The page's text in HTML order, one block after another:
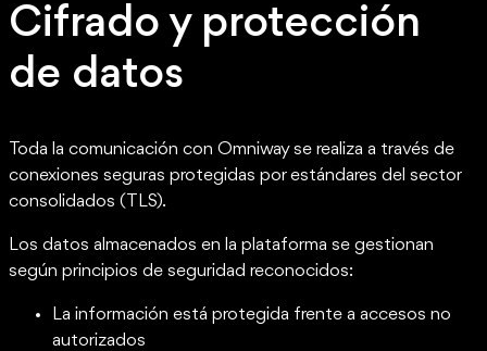
Cifrado y protección
de datos
Toda la comunicación con Omniway se realiza a través de
conexiones seguras protegidas por estándares del sector
consolidados (TLS).
Los datos almacenados en la plataforma se gestionan
según principios de seguridad reconocidos:
La información está protegida frente a accesos no
autorizados